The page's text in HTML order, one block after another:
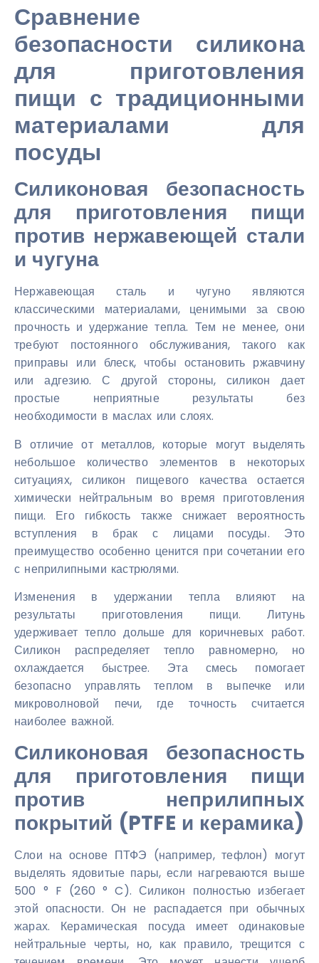
Сравнение
безопасности силикона
для приготовления
пищи с традиционными
материалами для
посуды
Силиконовая безопасность
для приготовления пищи
против нержавеющей стали
и чугуна
Нержавеющая сталь и чугуно являются
классическими материалами, ценимыми за свою
прочность и удержание тепла. Тем не менее, они
требуют постоянного обслуживания, такого как
приправы или блеск, чтобы остановить ржавчину
или адгезию. С другой стороны, силикон дает
простые неприятные результаты без
необходимости в маслах или слоях.
В отличие от металлов, которые могут выделять
небольшое количество элементов в некоторых
ситуациях, силикон пищевого качества остается
химически нейтральным во время приготовления
пищи. Его гибкость также снижает вероятность
вступления в брак с лицами посуды. Это
преимущество особенно ценится при сочетании его
с неприлипными кастрюлями.
Изменения в удержании тепла влияют на
результаты приготовления пищи. Литунь
удерживает тепло дольше для коричневых работ.
Силикон распределяет тепло равномерно, но
охлаждается быстрее. Эта смесь помогает
безопасно управлять теплом в выпечке или
микроволновой печи, где точность считается
наиболее важной.
Силиконовая безопасность
для приготовления пищи
против неприлипных
покрытий (PTFE и керамика)
Слои на основе ПТФЭ (например, тефлон) могут
выделять ядовитые пары, если нагреваются выше
500 ° F (260 ° C). Силикон полностью избегает
этой опасности. Он не распадается при обычных
жарах. Керамическая посуда имеет одинаковые
нейтральные черты, но, как правило, трещится с